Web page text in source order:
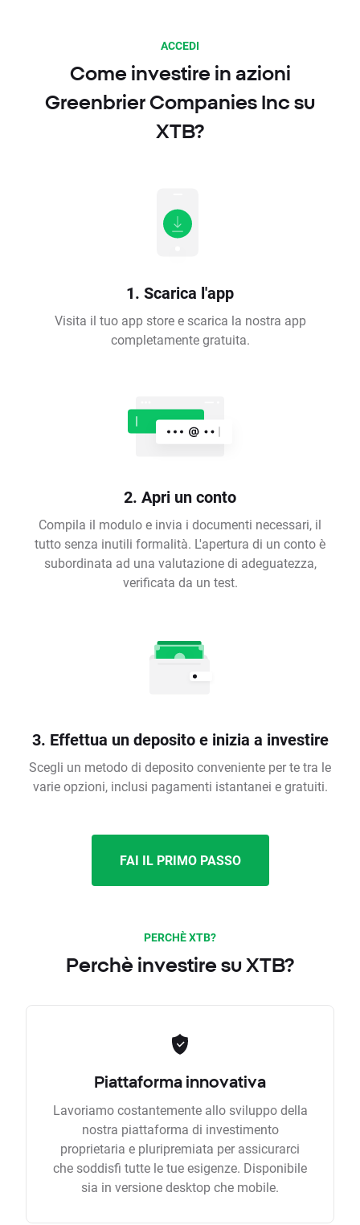
ACCEDI
Come investire in azioni
Greenbrier Companies Inc su
XTB?
1. Scarica l'app
Visita il tuo app store e scarica la nostra app
completamente gratuita.
2. Apri un conto
Compila il modulo e invia i documenti necessari, il
tutto senza inutili formalità. L'apertura di un conto è
subordinata ad una valutazione di adeguatezza,
verificata da un test.
3. Effettua un deposito e inizia a investire
Scegli un metodo di deposito conveniente per te tra le
varie opzioni, inclusi pagamenti istantanei e gratuiti.
FAI IL PRIMO PASSO
PERCHÈ XTB?
Perchè investire su XTB?
Piattaforma innovativa
Lavoriamo costantemente allo sviluppo della
nostra piattaforma di investimento
proprietaria e pluripremiata per assicurarci
che soddisfi tutte le tue esigenze. Disponibile
sia in versione desktop che mobile.